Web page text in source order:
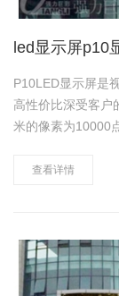
led显示屏p10
P10LED显示屏是
高性价比深受客户
米的像素为10000
参数。 像素点
查看详情